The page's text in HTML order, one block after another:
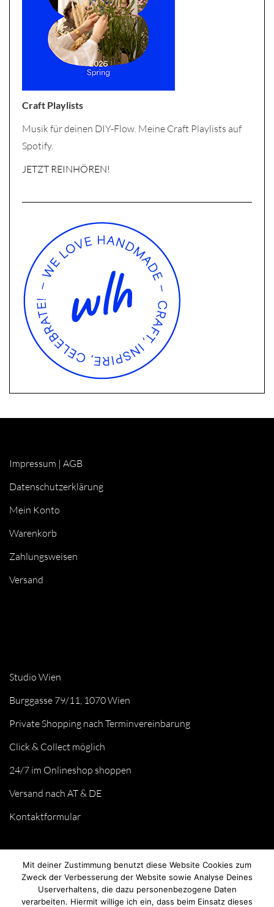
Craft Playlists
Musik für deinen DIY-Flow. Meine Craft Playlists auf
Spotify.
JETZT REINHÖREN!
Impressum | AGB
Datenschutzerklärung
Mein Konto
Warenkorb
Zahlungsweisen
Versand
Studio Wien
Burggasse 79/11, 1070 Wien
Private Shopping nach Terminvereinbarung
Click & Collect möglich
24/7 im Onlineshop shoppen
Versand nach AT & DE
Kontaktformular
Mit deiner Zustimmung benutzt diese Website Cookies zum
Zweck der Verbesserung der Website sowie Analyse Deines
Userverhaltens, die dazu personenbezogene Daten
verarbeiten. Hiermit willige ich ein, dass beim Einsatz dieses